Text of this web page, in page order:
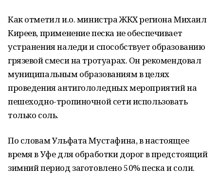
Как отметил и.о. министра ЖКХ региона Михаил
Киреев, применение песка не обеспечивает
устранения наледи и способствует образованию
грязевой смеси на тротуарах. Он рекомендовал
муниципальным образованиям в целях
проведения антигололедных мероприятий на
пешеходно-тропиночной сети использовать
только соль.
По словам Ульфата Мустафина, в настоящее
время в Уфе для обработки дорог в предстоящий
зимний период заготовлено 50% песка и соли.